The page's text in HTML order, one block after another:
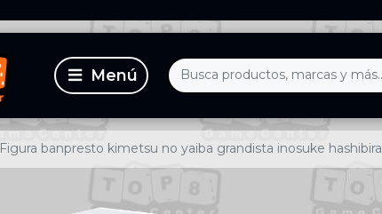
Figura banpresto kimetsu no yaiba grandista inosuke hashibira